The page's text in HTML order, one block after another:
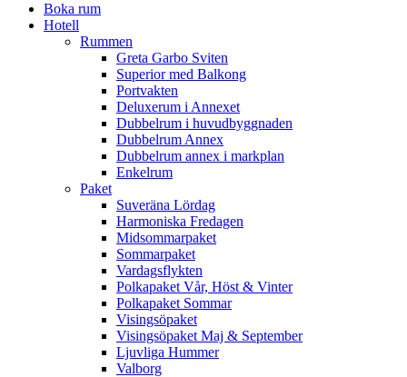
Boka rum
Hotell
Rummen
Greta Garbo Sviten
Superior med Balkong
Portvakten
Deluxerum i Annexet
Dubbelrum i huvudbyggnaden
Dubbelrum Annex
Dubbelrum annex i markplan
Enkelrum
Paket
Suveräna Lördag
Harmoniska Fredagen
Midsommarpaket
Sommarpaket
Vardagsflykten
Polkapaket Vår, Höst & Vinter
Polkapaket Sommar
Visingsöpaket
Visingsöpaket Maj & September
Ljuvliga Hummer
Valborg